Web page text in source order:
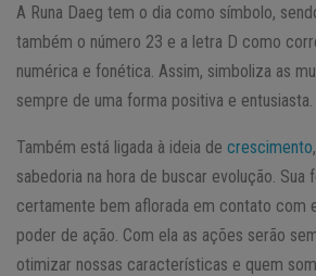
A Runa Daeg tem o dia como símbolo,
também o número 23 e a letra D como
numérica e fonética. Assim, simboliza as
sempre de uma forma positiva e entusiasta.
Também está ligada à ideia de crescimento
sabedoria na hora de buscar evolução. Sua
certamente bem aflorada em contato com
poder de ação. Com ela as ações serão
otimizar nossas características e quem